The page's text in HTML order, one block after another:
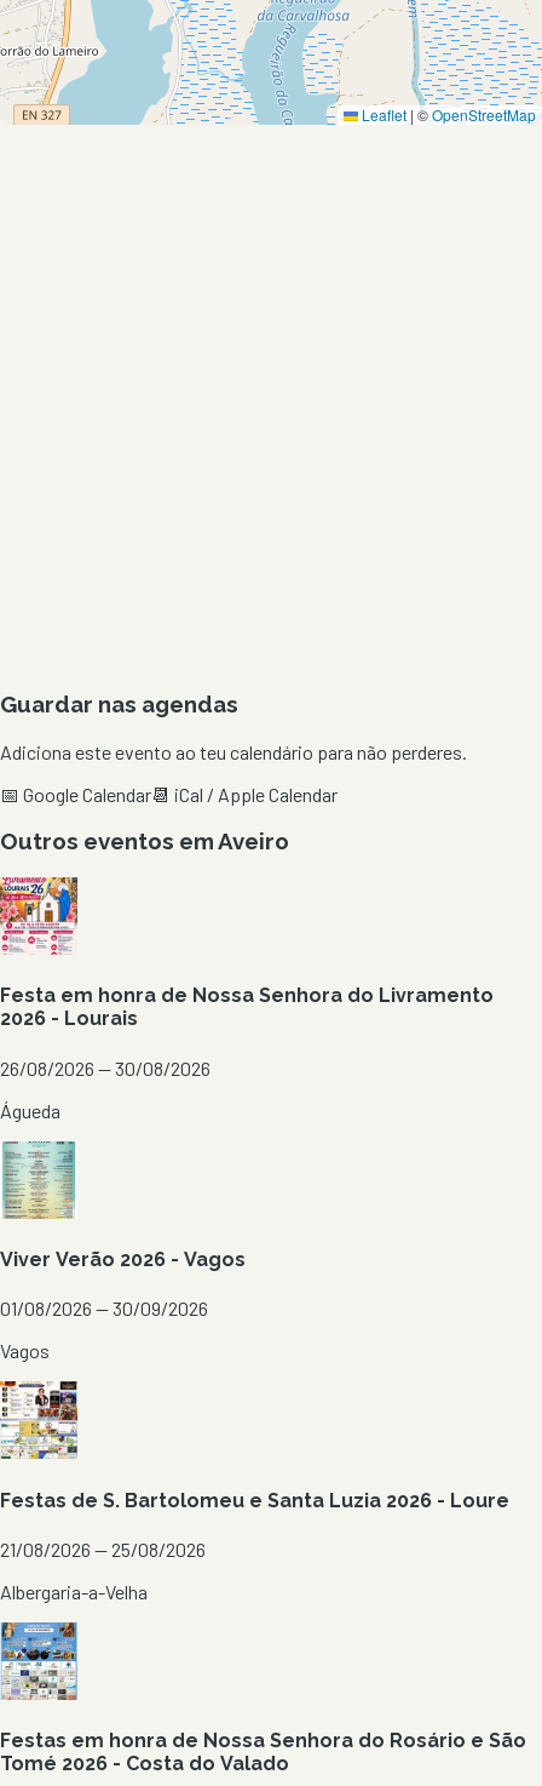
Leaflet | ©OpenStreetMap
Guardar nas agendas
Adiciona este evento ao teu calendário para não perderes.
📅 Google Calendar📆 iCal / Apple Calendar
Outros eventos emAveiro
Festa em honra de Nossa Senhora do Livramento
2026 - Lourais
26/08/2026 — 30/08/2026
Águeda
Viver Verão 2026 - Vagos
01/08/2026 — 30/09/2026
Vagos
Festas de S. Bartolomeu e Santa Luzia 2026 - Loure
21/08/2026 — 25/08/2026
Albergaria-a-Velha
Festas em honra de Nossa Senhora do Rosário e São
Tomé 2026 - Costa do Valado